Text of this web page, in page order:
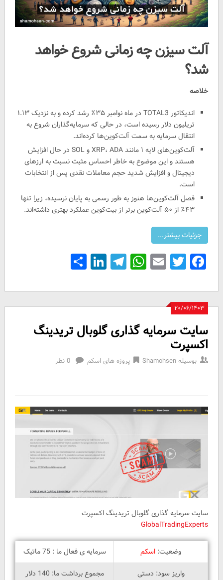
آلت سیزن چه زمانی شروع خواهد
شد؟
خلاصه
اندیکاتور TOTAL3 در ماه نوامبر ۳۵٪ رشد کرده و به نزدیک ۱.۱۳
تریلیون دلار رسیده است، در حالی که سرمایه‌گذاران شروع به
انتقال سرمایه به سمت آلت‌کوین‌ها کرده‌اند.
آلت‌کوین‌های لایه ۱ مانند XRP، ADA و SOL در حال افزایش
هستند و این موضوع به خاطر احساس مثبت نسبت به ارزهای
دیجیتال و افزایش شدید حجم معاملات نقدی پس از انتخابات
است.
فصل آلت‌کوین‌ها هنوز به طور رسمی به پایان نرسیده، زیرا تنها
۴۳٪ از ۵۰ آلت‌کوین برتر از بیت‌کوین عملکرد بهتری داشته‌اند.
Facebook
Twitter
Email
WhatsApp
Telegram
LinkedIn
Share
۲۰/۰۶/۱۴۰۳
سایت سرمایه گذاری گلوبال تریدینگ
اکسپرت
بوسیلهShamohsen پروژه های اسکم 0 نظر
سایت سرمایه گذاری گلوبال تریدینگ اکسپرت
GlobalTradingExperts
وضعیت: اسکم
سرمایه ی فعال ما : 75 ماتیک
واریز سود: دستی
مجموع برداشت ما: 140 دلار